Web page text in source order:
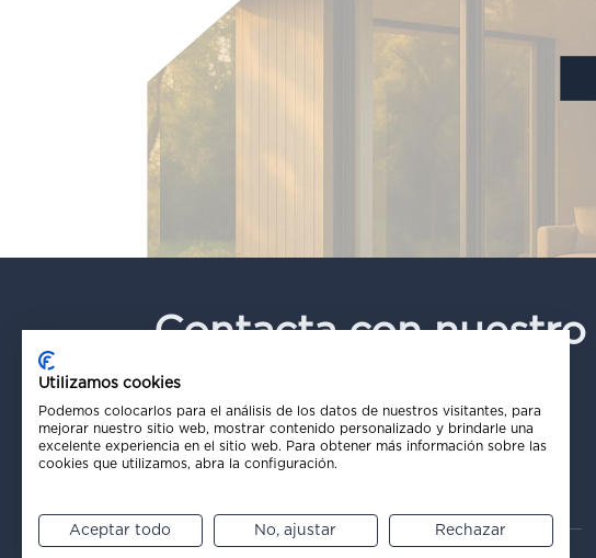
Contacta con nuestro
equipo ahora
Email*
Utilizamos cookies
Podemos colocarlos para el análisis de los datos de nuestros visitantes, para
mejorar nuestro sitio web, mostrar contenido personalizado y brindarle una
excelente experiencia en el sitio web. Para obtener más información sobre las
cookies que utilizamos, abra la configuración.
Aceptar todo No, ajustar Rechazar